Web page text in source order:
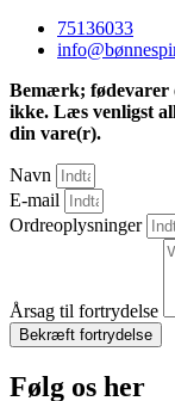
75136033
Bemærk; fødevarer
ikke. Læs venligst
din vare(r).
Navn
E-mail
Ordreoplysninger
Årsag til fortrydelse
Bekræft fortrydelse
Følg os her